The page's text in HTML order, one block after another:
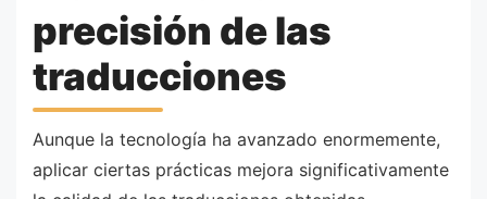
precisión de las
traducciones
Aunque la tecnología ha avanzado enormemente,
aplicar ciertas prácticas mejora significativamente